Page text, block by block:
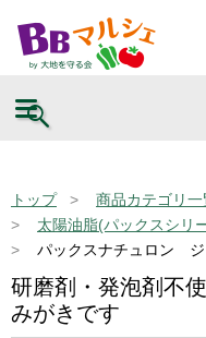
トップ 商品カテゴリ一
太陽油脂(パックスシリ
パックスナチュロン ジ
研磨剤・発泡剤不
みがきです